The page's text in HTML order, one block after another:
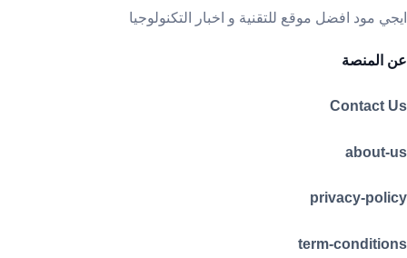
ايجي مود افضل موقع للتقنية و اخبار التكنولوجيا
عن المنصة
Contact Us
about-us
privacy-policy
term-conditions